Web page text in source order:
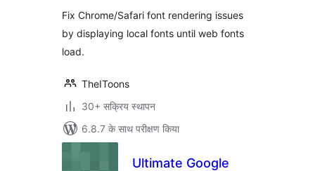
Fix Chrome/Safari font rendering issues
by displaying local fonts until web fonts
load.
TheIToons
30+ सक्रिय स्थापन
6.8.7 के साथ परीक्षण किया
Ultimate Google